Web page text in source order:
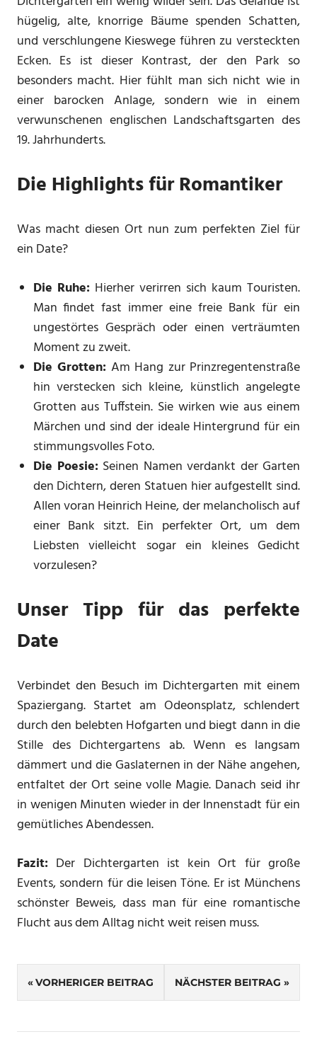
hügelig, alte, knorrige Bäume spenden Schatten,
und verschlungene Kieswege führen zu versteckten
Ecken. Es ist dieser Kontrast, der den Park so
besonders macht. Hier fühlt man sich nicht wie in
einer barocken Anlage, sondern wie in einem
verwunschenen englischen Landschaftsgarten des
19. Jahrhunderts.
Die Highlights für Romantiker
Was macht diesen Ort nun zum perfekten Ziel für
ein Date?
Die Ruhe: Hierher verirren sich kaum Touristen.
Man findet fast immer eine freie Bank für ein
ungestörtes Gespräch oder einen verträumten
Moment zu zweit.
Die Grotten: Am Hang zur Prinzregentenstraße
hin verstecken sich kleine, künstlich angelegte
Grotten aus Tuffstein. Sie wirken wie aus einem
Märchen und sind der ideale Hintergrund für ein
stimmungsvolles Foto.
Die Poesie:Seinen Namen verdankt der Garten
den Dichtern, deren Statuen hier aufgestellt sind.
Allen voran Heinrich Heine, der melancholisch auf
einer Bank sitzt. Ein perfekter Ort, um dem
Liebsten vielleicht sogar ein kleines Gedicht
vorzulesen?
Unser Tipp für das perfekte
Date
Verbindet den Besuch im Dichtergarten mit einem
Spaziergang. Startet am Odeonsplatz, schlendert
durch den belebten Hofgarten und biegt dann in die
Stille des Dichtergartens ab. Wenn es langsam
dämmert und die Gaslaternen in der Nähe angehen,
entfaltet der Ort seine volle Magie. Danach seid ihr
in wenigen Minuten wieder in der Innenstadt für ein
gemütliches Abendessen.
Fazit: Der Dichtergarten ist kein Ort für große
Events, sondern für die leisen Töne. Er ist Münchens
schönster Beweis, dass man für eine romantische
Flucht aus dem Alltag nicht weit reisen muss.
SCHLAGWÖRTER
DICHTERGARTEN
GEHEIMTIPP
Beitragsnavigation
VORHERIGER BEITRAG NÄCHSTER BEITRAG